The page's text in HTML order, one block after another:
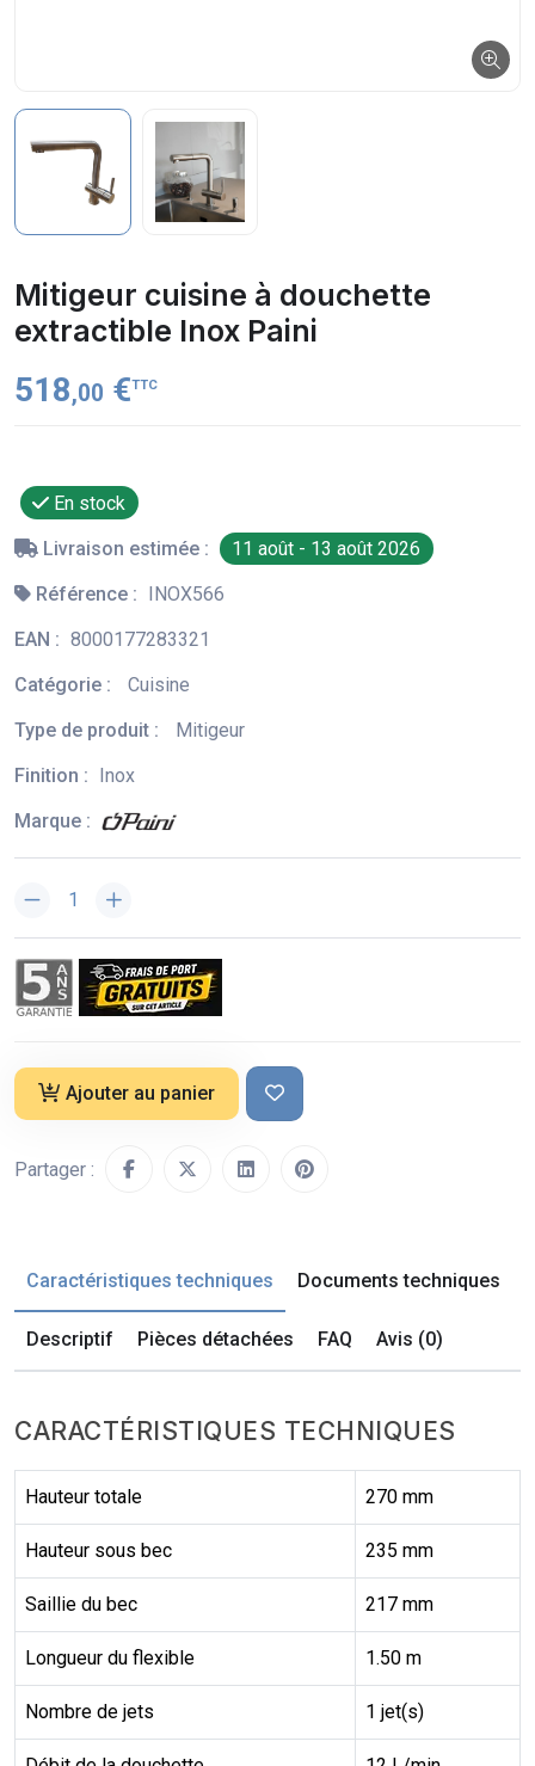
Mitigeur cuisine à douchette
extractible Inox Paini
518,00 €TTC
En stock
Livraison estimée :
11 août - 13 août 2026
Référence : INOX566
EAN : 8000177283321
Catégorie :
Cuisine
Type de produit :
Mitigeur
Finition : Inox
Marque :
Ajouter au panier
Partager :
Caractéristiques techniques Documents techniques
Descriptif Pièces détachées FAQ Avis (0)
CARACTÉRISTIQUES TECHNIQUES
Hauteur totale 270 mm
Hauteur sous bec 235 mm
Saillie du bec 217 mm
Longueur du flexible 1.50 m
Nombre de jets 1 jet(s)